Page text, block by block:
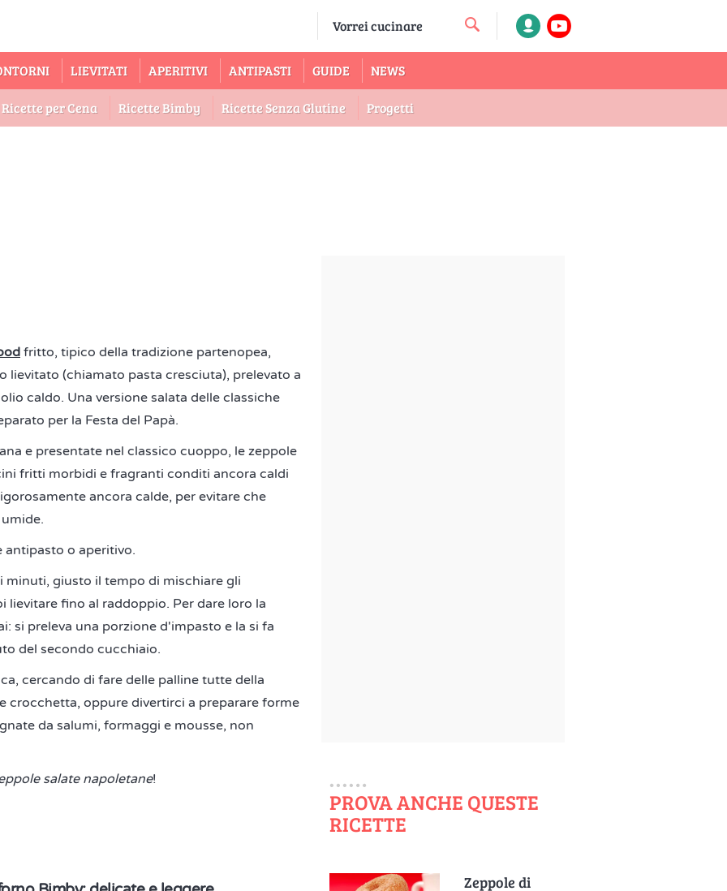
LIEVITATI APERITIVI ANTIPASTI GUIDE NEWS
Ricette per Cena Ricette Bimby Ricette Senza Glutine Progetti
fritto, tipico della tradizione partenopea,
lievitato (chiamato pasta cresciuta), prelevato a
caldo. Una versione salata delle classiche
per la Festa del Papà.
e presentate nel classico cuoppo, le zeppole
fritti morbidi e fragranti conditi ancora caldi
ancora calde, per evitare che
antipasto o aperitivo.
minuti, giusto il tempo di mischiare gli
lievitare fino al raddoppio. Per dare loro la
si preleva una porzione d'impasto e la si fa
del secondo cucchiaio.
cercando di fare delle palline tutte della
crocchetta, oppure divertirci a preparare forme
da salumi, formaggi e mousse, non
salate napoletane!
PROVA ANCHE QUESTE
RICETTE
Zeppole di